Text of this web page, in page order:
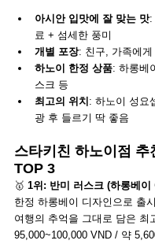
아시안 입맛에 잘 맞는 맛:
료 + 섬세한 풍미
개별 포장: 친구, 가족에
하노이 한정 상품: 하롱베
스크 등
최고의 위치: 하노이 성요
광 후 들르기 딱 좋음
스타키친 하노이점 추
TOP 3
🥇 1위: 반미 러스크 (하롱베이
한정 하롱베이 디자인으로 출
여행의 추억을 그대로 담은 최
95,000~100,000 VND / 약